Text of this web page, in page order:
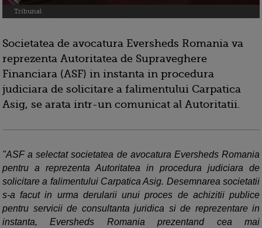
Tribunal
Societatea de avocatura Eversheds Romania va
reprezenta Autoritatea de Supraveghere
Financiara (ASF) in instanta in procedura
judiciara de solicitare a falimentului Carpatica
Asig, se arata intr-un comunicat al Autoritatii.
"ASF a selectat societatea de avocatura Eversheds Romania
pentru a reprezenta Autoritatea in procedura judiciara de
solicitare a falimentului Carpatica Asig. Desemnarea societatii
s-a facut in urma derularii unui proces de achizitii publice
pentru servicii de consultanta juridica si de reprezentare in
instanta, Eversheds Romania prezentand cea mai